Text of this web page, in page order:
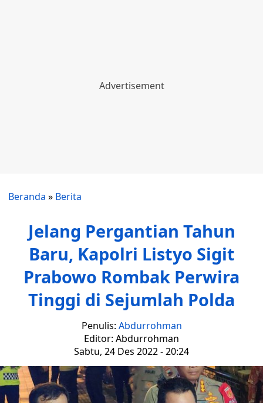
Beranda » Berita
Jelang Pergantian Tahun
Baru, Kapolri Listyo Sigit
Prabowo Rombak Perwira
Tinggi di Sejumlah Polda
Penulis: Abdurrohman
Editor: Abdurrohman
Sabtu, 24 Des 2022 - 20:24